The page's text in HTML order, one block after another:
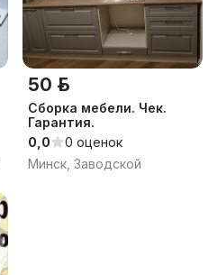
50 р.
Сборка мебели. Чек.
Гарантия.
0,0
0 оценок
Минск, Заводской